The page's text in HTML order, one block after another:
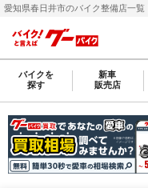
バイクを
探す
新車
販売店